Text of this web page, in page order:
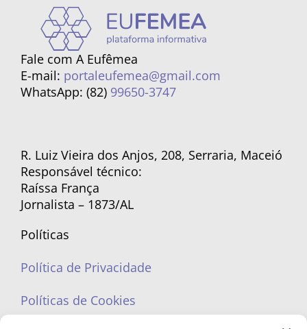
Fale com A Eufêmea
E-mail: portaleufemea@gmail.com
WhatsApp: (82) 99650-3747
R. Luiz Vieira dos Anjos, 208, Serraria, Maceió
Responsável técnico:
Raíssa França
Jornalista – 1873/AL
Políticas
Política de Privacidade
Políticas de Cookies